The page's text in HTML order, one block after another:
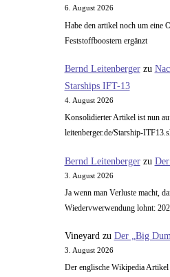
6. August 2026
Habe den artikel noch um eine
Feststoffboostern ergänzt
Bernd Leitenbergerzu
Starships IFT-13
4. August 2026
Konsolidierter Artikel ist nun
leitenberger.de/Starship-
Bernd Leitenbergerzu
3. August 2026
Ja wenn man Verluste macht,
Wiedervwerwendung lohnt:
Vineyardzu Der „Big
3. August 2026
Der englische Wikipedia